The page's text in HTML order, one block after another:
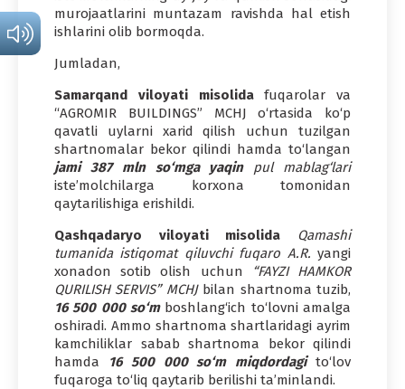
murojaatlarini muntazam ravishda hal etish
ishlarini olib bormoqda.
Jumladan,
Samarqand viloyati misolidafuqarolar va
“AGROMIR BUILDINGS” MCHJ o‘rtasida ko‘p
qavatli uylarni xarid qilish uchun tuzilgan
shartnomalar bekor qilindi hamda to‘langan
jami 387 mln so‘mga yaqin pul mablag‘lari
iste’molchilarga korxona tomonidan
qaytarilishiga erishildi.
Qashqadaryo viloyati
misolida
Qamashi
tumanida istiqomat qiluvchi fuqaro A.R. yangi
xonadon sotib olish uchun
“FAYZI HAMKOR
QURILISH SERVIS” MCHJbilan shartnoma tuzib,
16 500 000 so‘mboshlang‘ich to‘lovni amalga
oshiradi. Ammo shartnoma shartlaridagi ayrim
kamchiliklar sabab shartnoma bekor qilindi
hamda
16 500 000 so‘m miqdordagito‘lov
fuqaroga to‘liq qaytarib berilishi ta’minlandi.